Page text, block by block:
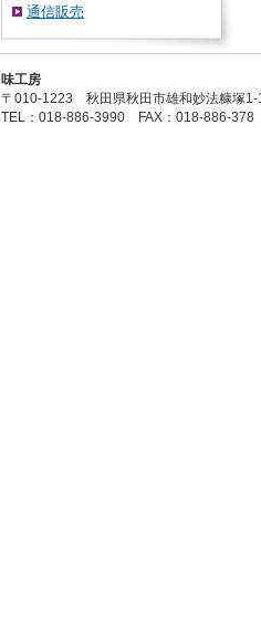
通信販売
味工房
〒010-1223 秋田県秋田市雄和妙法糠塚1-1
TEL：018-886-3990 FAX：018-886-